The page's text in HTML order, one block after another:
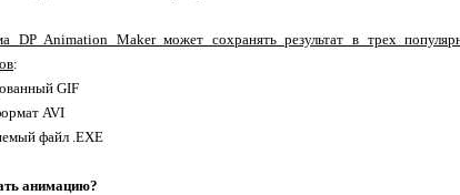
DP Animation Maker может сохранять результат в трех
:
GIF
AVI
файл .EXE
анимацию?